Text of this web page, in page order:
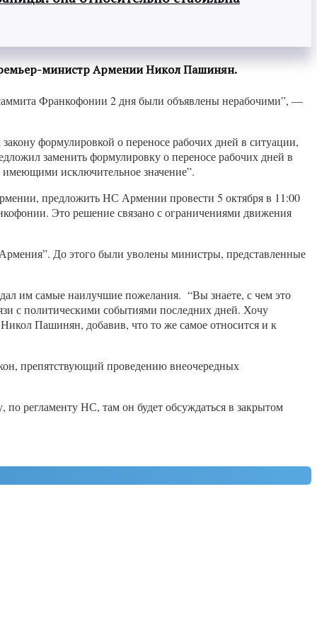
министр Армении Никол Пашинян.
Франкофонии 2 дня были объявлены нерабочими”, —
формулировкой о переносе рабочих дней в ситуации,
заменить формулировку о переносе рабочих дней в
имеющими исключительное значение”.
предложить НС Армении провести 5 октября в 11:00
Это решение связано с ограничениями движения
До этого были уволены министры, представленные
им самые наилучшие пожелания. “Вы знаете, с чем это
с политическими событиями последних дней. Хочу
Пашинян, добавив, что то же самое относится и к
препятствующий проведению внеочередных
регламенту НС, там он будет обсуждаться в закрытом